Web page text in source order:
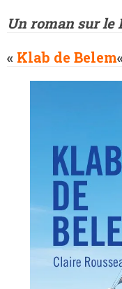
Un roman sur le
« Klab de Belem